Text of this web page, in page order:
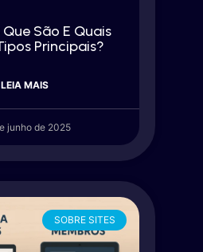
São E Quais
Principais?
LEIA MAIS
junho de 2025
SOBRE SITES